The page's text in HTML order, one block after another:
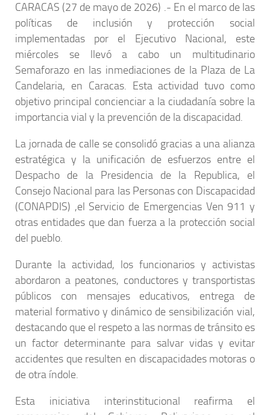
CARACAS (27 de mayo de 2026) .- En el marco de las
políticas de inclusión y protección social
implementadas por el Ejecutivo Nacional, este
miércoles se llevó a cabo un multitudinario
Semaforazo en las inmediaciones de la Plaza de La
Candelaria, en Caracas. Esta actividad tuvo como
objetivo principal concienciar a la ciudadanía sobre la
importancia vial y la prevención de la discapacidad.
La jornada de calle se consolidó gracias a una alianza
estratégica y la unificación de esfuerzos entre el
Despacho de la Presidencia de la Republica, el
Consejo Nacional para las Personas con Discapacidad
(CONAPDIS) ,el Servicio de Emergencias Ven 911 y
otras entidades que dan fuerza a la protección social
del pueblo.
Durante la actividad, los funcionarios y activistas
abordaron a peatones, conductores y transportistas
públicos con mensajes educativos, entrega de
material formativo y dinámico de sensibilización vial,
destacando que el respeto a las normas de tránsito es
un factor determinante para salvar vidas y evitar
accidentes que resulten en discapacidades motoras o
de otra índole.
Esta iniciativa interinstitucional reafirma el